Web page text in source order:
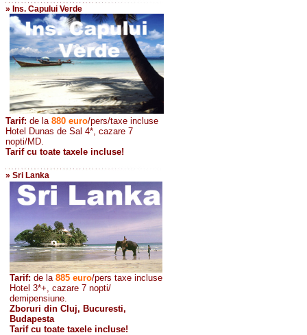
» Ins. Capului Verde
Tarif: de la 880 euro/pers/taxe incluse
Hotel Dunas de Sal 4*, cazare 7
nopti/MD.
Tarif cu toate taxele incluse!
» Sri Lanka
Tarif: de la 885 euro/pers taxe incluse
Hotel 3*+, cazare 7 nopti/
demipensiune.
Zboruri din Cluj, Bucuresti,
Budapesta
Tarif cu toate taxele incluse!